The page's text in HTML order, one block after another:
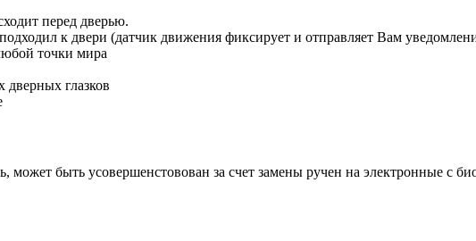
перед дверью.
к двери (датчик движения фиксирует и отправляет Вам
точки мира
дверных глазков
быть усовершенстовован за счет замены ручен на электронные с